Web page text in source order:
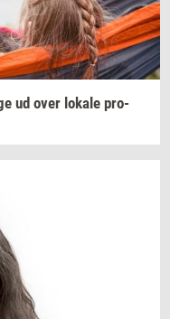
ud over lo­ka­le pro­